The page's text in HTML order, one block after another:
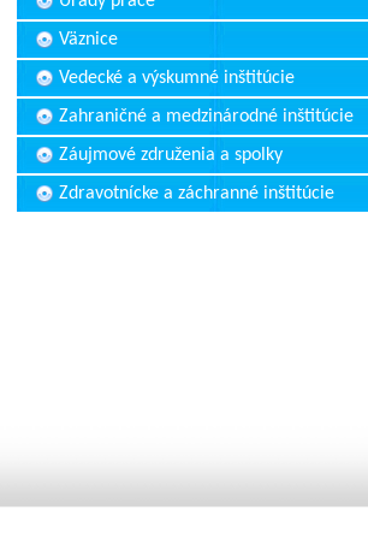
Väznice
Vedecké a výskumné inštitúcie
Zahraničné a medzinárodné inštitúcie
Záujmové združenia a spolky
Zdravotnícke a záchranné inštitúcie